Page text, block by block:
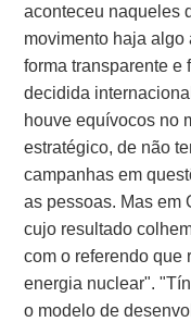
aconteceu naqueles
movimento haja algo
forma transparente e
decidida
houve equívocos no
estratégico, de não
campanhas em
as pessoas. Mas em
cujo resultado
com o referendo que
energia nuclear".
o modelo de